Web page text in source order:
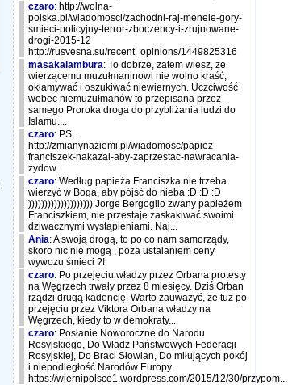
czaro: http://wolna-
polska.pl/wiadomosci/zachodni-raj-menele-gory-
smieci-policyjny-terror-zboczency-i-zrujnowane-
drogi-2015-12
http://rusvesna.su/recent_opinions/1449825316
masakalambura: To dobrze, zatem wiesz, że
wierzącemu muzułmaninowi nie wolno kraść,
okłamywać i oszukiwać niewiernych. Uczciwość
wobec niemuzułmanów to przepisana przez
samego Proroka droga do przybliżania ludzi do
Islamu....
czaro: PS..
http://zmianynaziemi.pl/wiadomosc/papiez-
franciszek-nakazal-aby-zaprzestac-nawracania-
zydow
czaro: Według papieża Franciszka nie trzeba
wierzyć w Boga, aby pójść do nieba :D :D :D
)))))))))))))))))))) Jorge Bergoglio zwany papieżem
Franciszkiem, nie przestaje zaskakiwać swoimi
dziwacznymi wystąpieniami. Naj...
Ania: A swoją drogą, to po co nam samorządy,
skoro nic nie mogą , poza ustalaniem ceny
wywozu śmieci ?!
czaro: Po przejęciu władzy przez Orbana protesty
na Węgrzech trwały przez 8 miesięcy. Dziś Orban
rządzi drugą kadencję. Warto zauważyć, że tuż po
przejęciu przez Viktora Orbana władzy na
Węgrzech, kiedy to w demokraty...
czaro: Posłanie Noworoczne do Narodu
Rosyjskiego, Do Władz Państwowych Federacji
Rosyjskiej, Do Braci Słowian, Do miłujących pokój
i niepodległość Narodów Europy.
https://wiernipolsce1.wordpress.com/2015/12/30/przypom...